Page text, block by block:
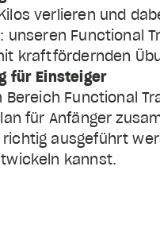
verlieren und
unseren Functional
kraftfördernden
Bereich Functional
für Anfänger
richtig ausgeführt
kannst.